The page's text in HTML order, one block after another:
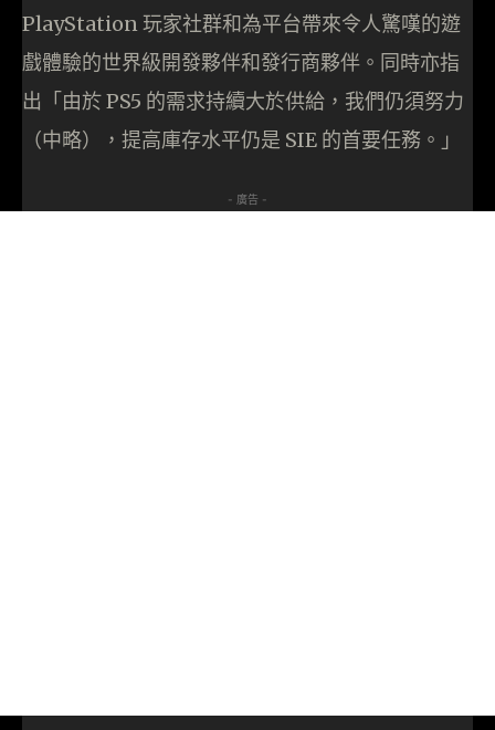
PlayStation 玩家社群和為平台帶來令人驚嘆的遊
戲體驗的世界級開發夥伴和發行商夥伴。同時亦指
出「由於 PS5 的需求持續大於供給，我們仍須努力
（中略），提高庫存水平仍是 SIE 的首要任務。」
- 廣告 -